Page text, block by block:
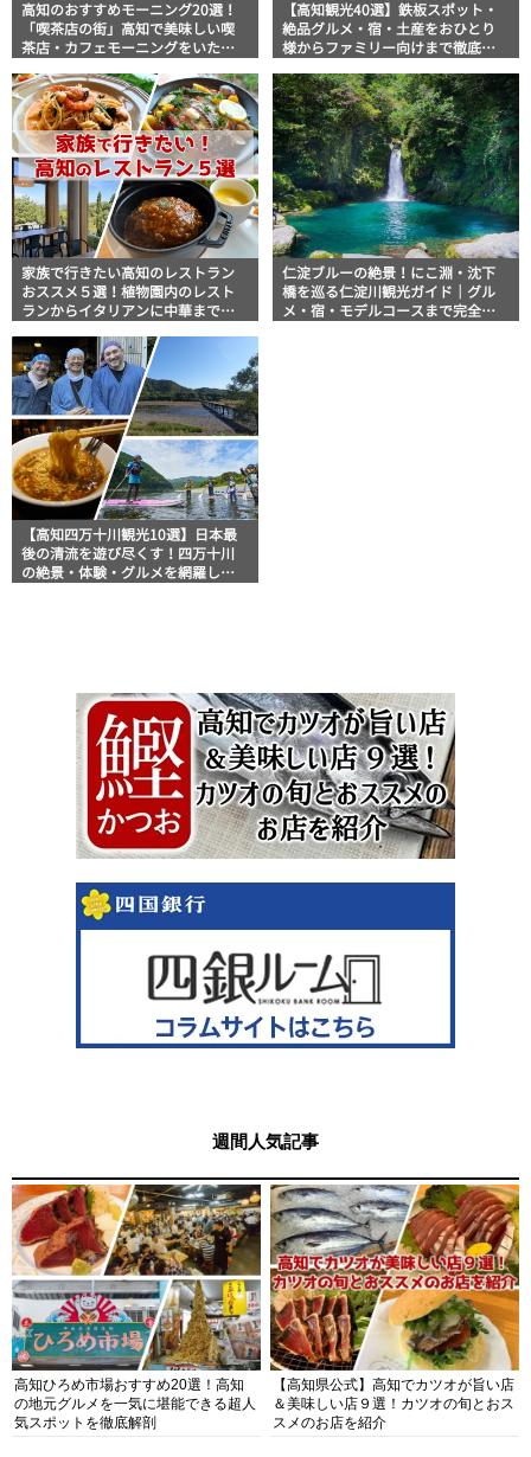
高知のおすすめモーニング20選！
「喫茶店の街」高知で美味しい喫
茶店・カフェモーニングをいただ
【高知観光40選】鉄板スポット・
絶品グルメ・宿・土産をおひとり
様からファミリー向けまで徹底解
家族で行きたい高知のレストラン
おススメ５選！植物園内のレスト
ランからイタリアンに中華まで楽
仁淀ブルーの絶景！にこ淵・沈下
橋を巡る仁淀川観光ガイド｜グル
メ・宿・モデルコースまで完全網
【高知四万十川観光10選】日本最
後の清流を遊び尽くす！四万十川
の絶景・体験・グルメを網羅した
週間人気記事
高知ひろめ市場おすすめ20選！高知
の地元グルメを一気に堪能できる超人
気スポットを徹底解剖
【高知県公式】高知でカツオが旨い店
＆美味しい店９選！カツオの旬とおス
スメのお店を紹介